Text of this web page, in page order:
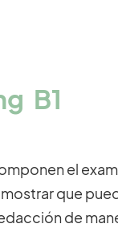
B1
el
que
de